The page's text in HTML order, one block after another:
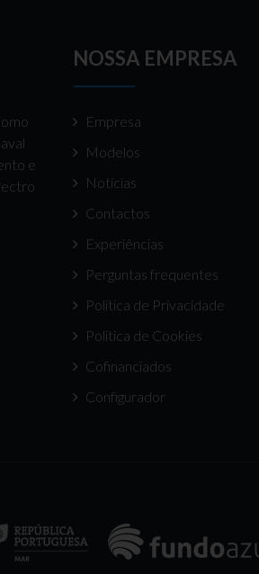
e
NOSSA EMPRESA
Empresa
Modelos
Notícias
Contactos
Experiências
Perguntas frequentes
Politica de Privacidade
Politica de Cookies
Cofinanciados
Configurador